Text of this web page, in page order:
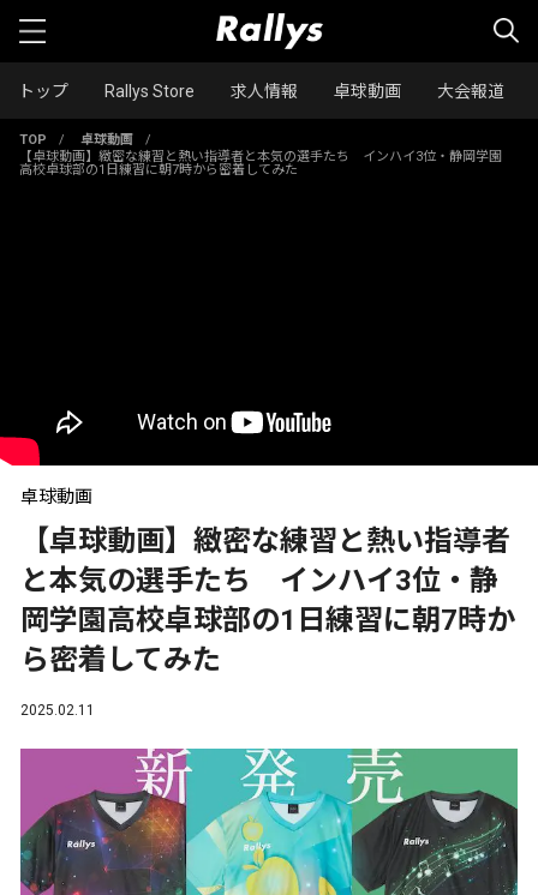
トップ Rallys Store 求人情報 卓球動画 大会報道
TOP / 卓球動画
/
【卓球動画】緻密な練習と熱い指導者と本気の選手たち インハイ3位・静岡学園
高校卓球部の1日練習に朝7時から密着してみた
卓球動画
【卓球動画】緻密な練習と熱い指導者
と本気の選手たち インハイ3位・静
岡学園高校卓球部の1日練習に朝7時か
ら密着してみた
2025.02.11